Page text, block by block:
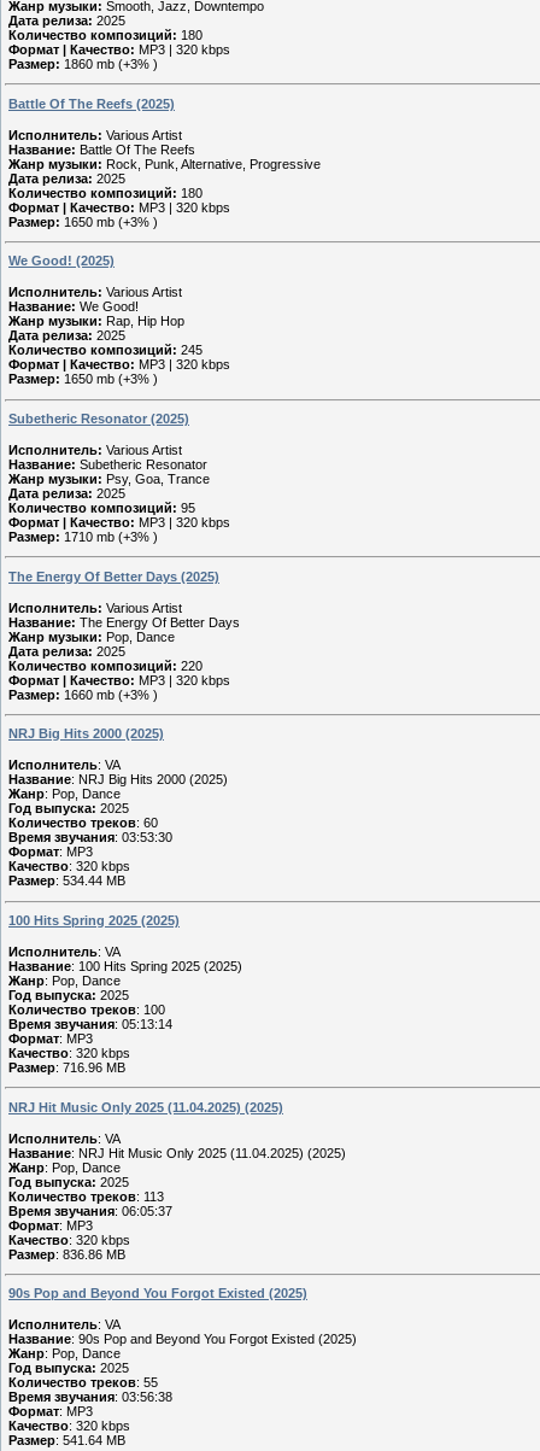
Жанр музыки: Smooth, Jazz, Downtempo
Дата релиза: 2025
Количество композиций: 180
Формат | Качество: MP3 | 320 kbps
Размер: 1860 mb (+3% )
Battle Of The Reefs (2025)
Исполнитель: Various Artist
Название: Battle Of The Reefs
Жанр музыки: Rock, Punk, Alternative, Progressive
Дата релиза: 2025
Количество композиций: 180
Формат | Качество: MP3 | 320 kbps
Размер: 1650 mb (+3% )
We Good! (2025)
Исполнитель: Various Artist
Название: We Good!
Жанр музыки: Rap, Hip Hop
Дата релиза: 2025
Количество композиций: 245
Формат | Качество: MP3 | 320 kbps
Размер: 1650 mb (+3% )
Subetheric Resonator (2025)
Исполнитель: Various Artist
Название: Subetheric Resonator
Жанр музыки: Psy, Goa, Trance
Дата релиза: 2025
Количество композиций: 95
Формат | Качество: MP3 | 320 kbps
Размер: 1710 mb (+3% )
The Energy Of Better Days (2025)
Исполнитель: Various Artist
Название: The Energy Of Better Days
Жанр музыки: Pop, Dance
Дата релиза: 2025
Количество композиций: 220
Формат | Качество: MP3 | 320 kbps
Размер: 1660 mb (+3% )
NRJ Big Hits 2000 (2025)
Исполнитель: VA
Название: NRJ Big Hits 2000 (2025)
Жанр: Pop, Dance
Год выпуска: 2025
Количество треков: 60
Время звучания: 03:53:30
Формат: MP3
Качество: 320 kbps
Размер: 534.44 MB
100 Hits Spring 2025 (2025)
Исполнитель: VA
Название: 100 Hits Spring 2025 (2025)
Жанр: Pop, Dance
Год выпуска: 2025
Количество треков: 100
Время звучания: 05:13:14
Формат: MP3
Качество: 320 kbps
Размер: 716.96 MB
NRJ Hit Music Only 2025 (11.04.2025) (2025)
Исполнитель: VA
Название: NRJ Hit Music Only 2025 (11.04.2025) (2025)
Жанр: Pop, Dance
Год выпуска: 2025
Количество треков: 113
Время звучания: 06:05:37
Формат: MP3
Качество: 320 kbps
Размер: 836.86 MB
90s Pop and Beyond You Forgot Existed (2025)
Исполнитель: VA
Название: 90s Pop and Beyond You Forgot Existed (2025)
Жанр: Pop, Dance
Год выпуска: 2025
Количество треков: 55
Время звучания: 03:56:38
Формат: MP3
Качество: 320 kbps
Размер: 541.64 MB